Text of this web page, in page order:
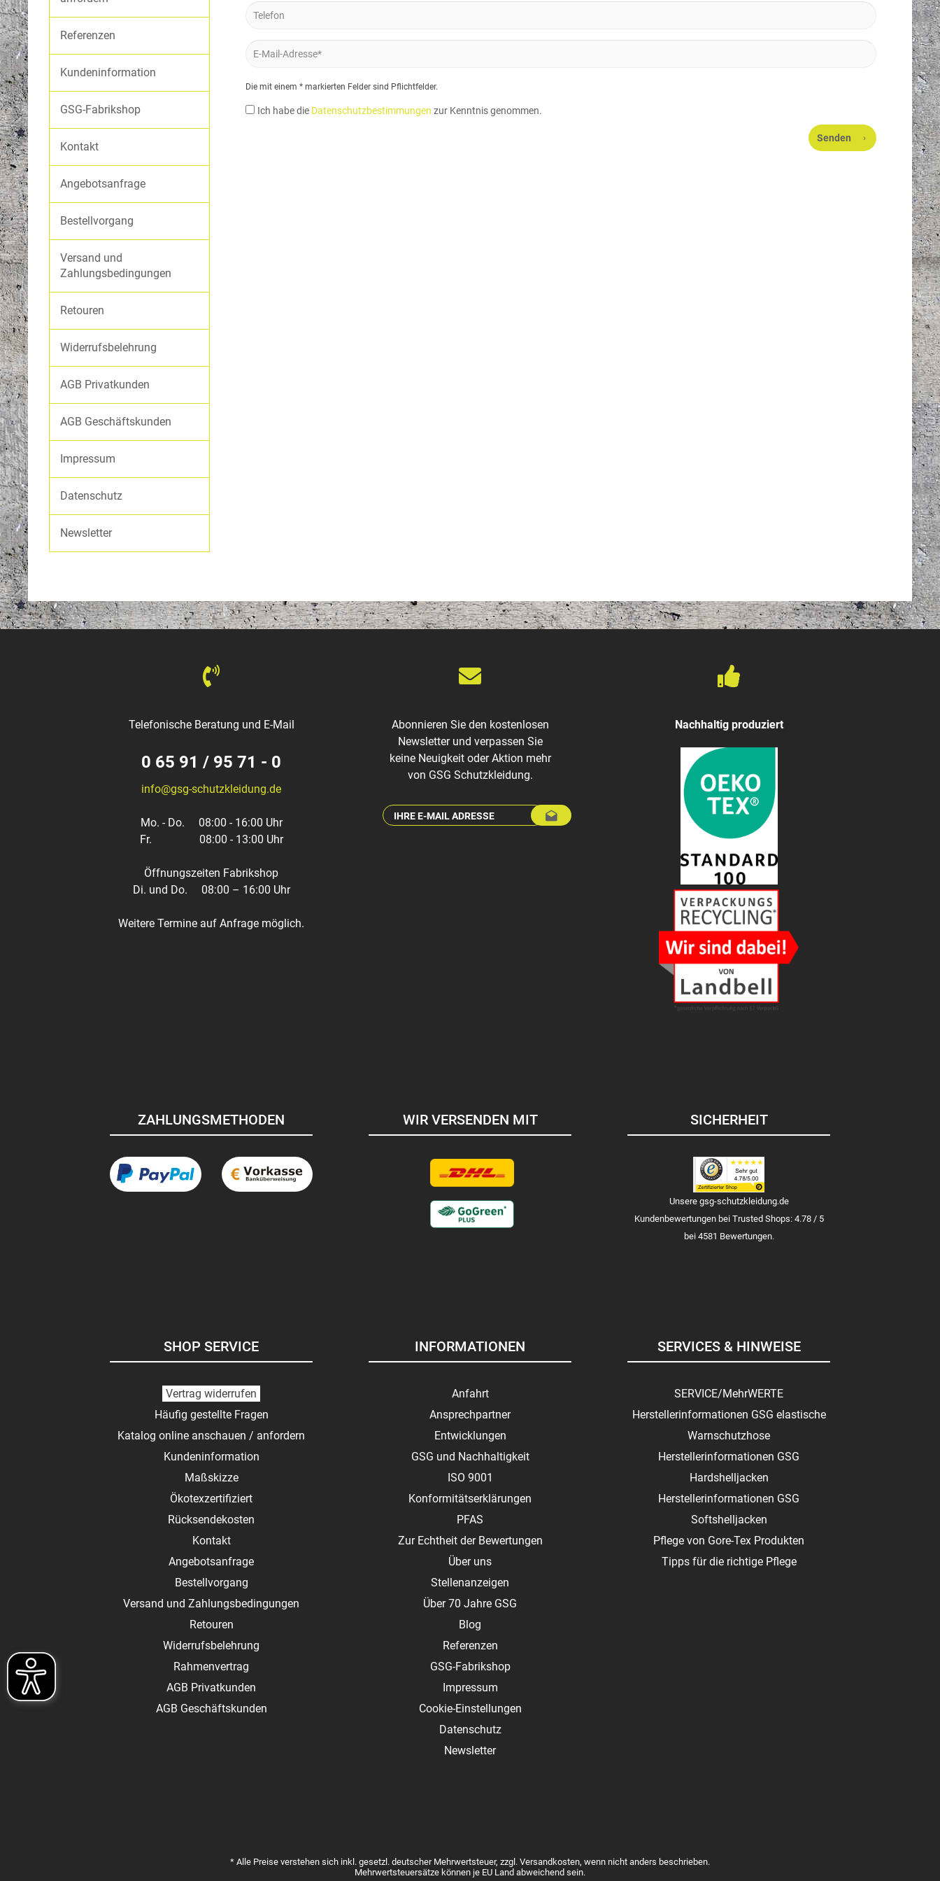
Hosen
THW
Softshelljacken
Hosen
NOTARZTDIENST BAYERN
Hardshell- und Softshelljacke
Hose
Wetterschutzjacken
Softshelljacken
Hosen
DRÄGER®
SEIZ® HANDSCHUHE
Referenzen
Kundeninformation
GSG-Fabrikshop
Kontakt
Angebotsanfrage
Bestellvorgang
Versand und
Zahlungsbedingungen
Retouren
Widerrufsbelehrung
AGB Privatkunden
AGB Geschäftskunden
Impressum
Datenschutz
Newsletter
Die mit einem * markierten Felder sind Pflichtfelder.
Ich habe die Datenschutzbestimmungen zur Kenntnis genommen.
Senden
Telefonische Beratung und E-Mail
0 65 91 / 95 71 - 0
info@gsg-schutzkleidung.de
Mo. - Do.
08:00 - 16:00 Uhr
Fr.
08:00 - 13:00 Uhr
Öffnungszeiten Fabrikshop
Di. und Do.
08:00 – 16:00 Uhr
Weitere Termine auf Anfrage möglich.
SHOP SERVICE
Vertrag widerrufen
Häufig gestellte Fragen
Katalog online anschauen / anfordern
Kundeninformation
Maßskizze
Ökotexzertifiziert
Rücksendekosten
Kontakt
Angebotsanfrage
Bestellvorgang
Versand und Zahlungsbedingungen
Retouren
Widerrufsbelehrung
Rahmenvertrag
AGB Privatkunden
AGB Geschäftskunden
INFORMATIONEN
Anfahrt
Ansprechpartner
Entwicklungen
GSG und Nachhaltigkeit
ISO 9001
Konformitätserklärungen
PFAS
Zur Echtheit der Bewertungen
Über uns
Stellenanzeigen
Über 70 Jahre GSG
Blog
Referenzen
GSG-Fabrikshop
Impressum
Cookie-Einstellungen
Datenschutz
Newsletter
SERVICES & HINWEISE
SERVICE/MehrWERTE
Herstellerinformationen GSG elastische
Warnschutzhose
Herstellerinformationen GSG
Hardshelljacken
Herstellerinformationen GSG
Softshelljacken
Pflege von Gore-Tex Produkten
Tipps für die richtige Pflege
Abonnieren Sie den kostenlosen
Newsletter und verpassen Sie
keine Neuigkeit oder Aktion mehr
von GSG Schutzkleidung.
Nachhaltig produziert
ZAHLUNGSMETHODEN WIR VERSENDEN MIT SICHERHEIT
Unsere gsg-schutzkleidung.de
Kundenbewertungen bei Trusted Shops: 4.78 / 5
bei 4581 Bewertungen.
* Alle Preise verstehen sich inkl. gesetzl. deutscher Mehrwertsteuer, zzgl. Versandkosten, wenn nicht anders beschrieben.
Mehrwertsteuersätze können je EU Land abweichend sein.